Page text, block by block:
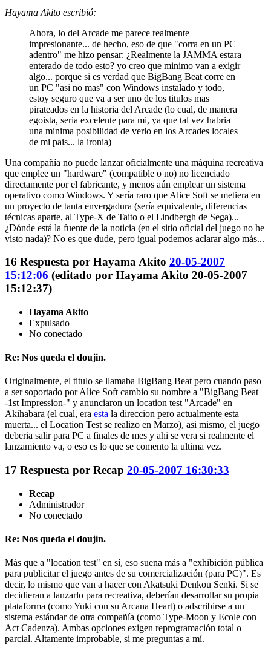
Hayama Akito escribió:
Ahora, lo del Arcade me parece realmente
impresionante... de hecho, eso de que "corra en un PC
adentro" me hizo pensar: ¿Realmente la JAMMA estara
enterado de todo esto? yo creo que minimo van a exigir
algo... porque si es verdad que BigBang Beat corre en
un PC "asi no mas" con Windows instalado y todo,
estoy seguro que va a ser uno de los titulos mas
pirateados en la historia del Arcade (lo cual, de manera
egoista, seria excelente para mi, ya que tal vez habria
una minima posibilidad de verlo en los Arcades locales
de mi pais... la ironia)
Una compañía no puede lanzar oficialmente una máquina recreativa
que emplee un "hardware" (compatible o no) no licenciado
directamente por el fabricante, y menos aún emplear un sistema
operativo como Windows. Y sería raro que Alice Soft se metiera en
un proyecto de tanta envergadura (sería equivalente, diferencias
técnicas aparte, al Type-X de Taito o el Lindbergh de Sega)...
¿Dónde está la fuente de la noticia (en el sitio oficial del juego no he
visto nada)? No es que dude, pero igual podemos aclarar algo más...
16 Respuesta por Hayama Akito 20-05-2007
15:12:06 (editado por Hayama Akito 20-05-2007
15:12:37)
Hayama Akito
Expulsado
No conectado
Re: Nos queda el doujin.
Originalmente, el titulo se llamaba BigBang Beat pero cuando paso
a ser soportado por Alice Soft cambio su nombre a "BigBang Beat
-1st Impression-" y anunciaron un location test "Arcade" en
Akihabara (el cual, era esta la direccion pero actualmente esta
muerta... el Location Test se realizo en Marzo), asi mismo, el juego
deberia salir para PC a finales de mes y ahi se vera si realmente el
lanzamiento va, o eso es lo que se comento la ultima vez.
17 Respuesta por Recap 20-05-2007 16:30:33
Recap
Administrador
No conectado
Re: Nos queda el doujin.
Más que a "location test" en sí, eso suena más a "exhibición pública
para publicitar el juego antes de su comercialización (para PC)". Es
decir, lo mismo que van a hacer con Akatsuki Denkou Senki. Si se
decidieran a lanzarlo para recreativa, deberían desarrollar su propia
plataforma (como Yuki con su Arcana Heart) o adscribirse a un
sistema estándar de otra compañía (como Type-Moon y Ecole con
Act Cadenza). Ambas opciones exigen reprogramación total o
parcial. Altamente improbable, si me preguntas a mí.